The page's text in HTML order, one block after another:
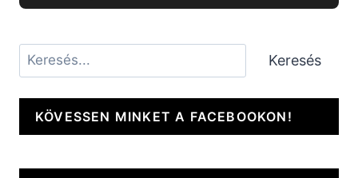
Keresés Keresés
KÖVESSEN MINKET A FACEBOOKON!